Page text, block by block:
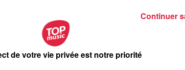
de votre vie privée est notre priorité
Continuer